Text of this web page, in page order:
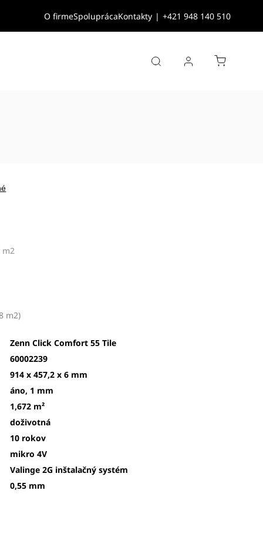
O firmeSpoluprácaKontakty | +421 948 140 510
m2
Zenn Click Comfort 55 Tile
60002239
914 x 457,2 x 6 mm
áno, 1 mm
1,672 m²
doživotná
10 rokov
mikro 4V
Valinge 2G inštalačný systém
0,55 mm
m2)